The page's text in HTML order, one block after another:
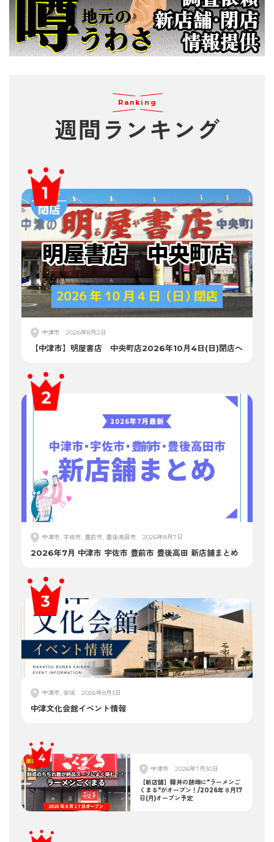
Ranking
週間 ランキング
中津市 2026年8月2日
【中津市】明屋書店 中央町店2026年10月4日(日)閉店へ
中津市, 宇佐市, 豊前市, 豊後高田市 2026年8月7日
2026年7月 中津市 宇佐市 豊前市 豊後高田 新店舗まとめ
中津市, 全域 2026年8月3日
中津文化会館イベント情報
中津市
2026年7月30日
【新店舗】韓丼の跡地に"ラーメンご
くまる"がオープン！/2026年８月17
日(月)オープン予定